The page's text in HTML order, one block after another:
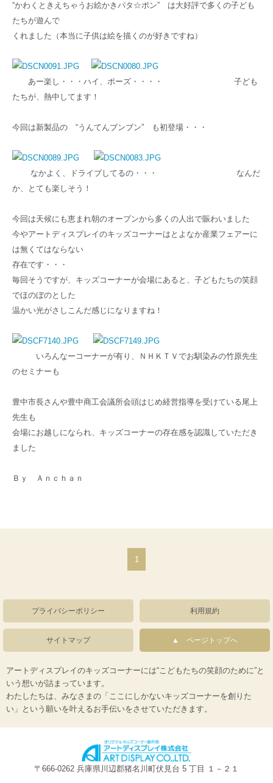
“かわくときえちゃうお絵かきパタ☆ポン” は大好評で多くの子ども
たちが遊んで
くれました（本当に子供は絵を描くのが好きですね）
あー楽し・・・ハイ、ポーズ・・・・ 子ども
たちが、熱中してます！
今回は新製品の “うんてんブンブン” も初登場・・・
なかよく、ドライブしてるの・・・ なんだ
か、とても楽しそう！
今回は天候にも恵まれ朝のオープンから多くの人出で賑わいました
今やアートディスプレイのキッズコーナーはとよなか産業フェアーに
は無くてはならない
存在です・・・
毎回そうですが、キッズコーナーが会場にあると、子どもたちの笑顔
でほのぼのとした
温かい光がさしこんだ感じになりますね！
いろんなーコーナーが有り、ＮＨＫＴＶでお馴染みの竹原先生
のセミナーも
豊中市長さんや豊中商工会議所会頭はじめ経営指導を受けている尾上
先生も
会場にお越しになられ、キッズコーナーの存在感を認識していただき
ました
Ｂｙ Ａｎｃｈａｎ
1
プライバシーポリシー 利用規約
サイトマップ ページトップへ
アートディスプレイのキッズコーナーには“こどもたちの笑顔のために”と
いう想いが詰まっています。
わたしたちは、みなさまの「ここにしかないキッズコーナーを創りた
い」という願いを叶えるお手伝いをさせていただきます。
〒666-0262 兵庫県川辺郡猪名川町伏見台 5 丁目 １－２１